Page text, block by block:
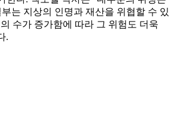
는 지상의 인명과 재산을 위협할 수 있
수가 증가함에 따라 그 위험도 더욱
.